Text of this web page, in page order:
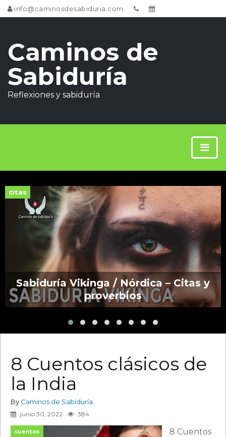
info@caminosdesabiduria.com
Caminos de
Sabiduría
Reflexiones y sabiduría
citas
Sabiduría Vikinga / Nórdica – Citas y
proverbios
8 Cuentos clásicos de
la India
By Caminos de Sabiduría
junio 30, 2022 384
cuentos
8 Cuentos